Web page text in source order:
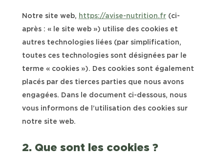
Notre site web, https://avise-nutrition.fr(ci-
après : « le site web ») utilise des cookies et
autres technologies liées (par simplification,
toutes ces technologies sont désignées par le
terme « cookies »). Des cookies sont également
placés par des tierces parties que nous avons
engagées. Dans le document ci-dessous, nous
vous informons de l’utilisation des cookies sur
notre site web.
2. Que sont les cookies ?